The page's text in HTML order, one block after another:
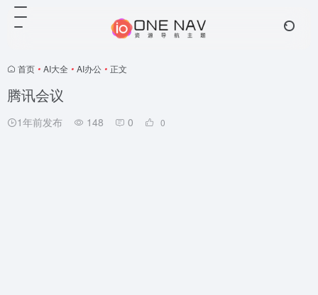
首页 • AI大全 • AI办公 • 正文
腾讯会议
1年前发布 148 0 0